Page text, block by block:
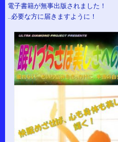
電子書籍が無事出版されました！
…必要な方に届きますように！